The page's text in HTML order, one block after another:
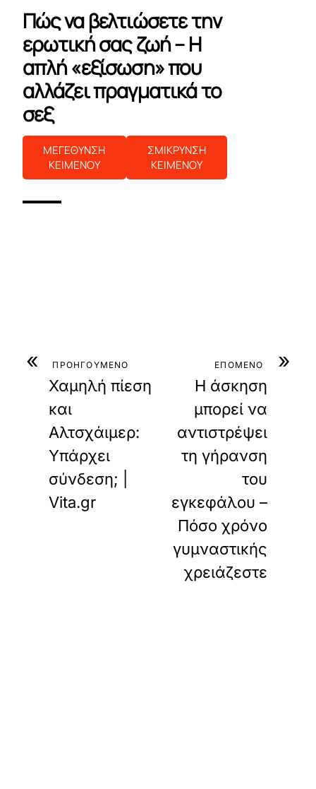
Πώς να βελτιώσετε την
ερωτική σας ζωή – Η
απλή «εξίσωση» που
αλλάζει πραγματικά το
σεξ
ΜΕΓΕΘΥΝΣΗ
ΚΕΙΜΕΝΟΥ
ΣΜΙΚΡΥΝΣΗ
ΚΕΙΜΕΝΟΥ
« ΠΡΟΗΓΟΥΜΕΝΟ
Χαμηλή πίεση
και
Αλτσχάιμερ:
Υπάρχει
σύνδεση; |
Vita.gr
»
ΕΠΟΜΕΝΟ
Η άσκηση
μπορεί να
αντιστρέψει
τη γήρανση
του
εγκεφάλου –
Πόσο χρόνο
γυμναστικής
χρειάζεστε